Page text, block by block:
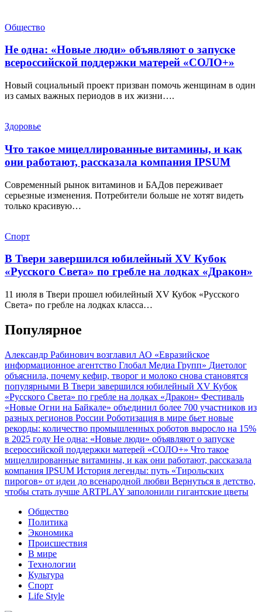
Общество
Не одна: «Новые люди» объявляют о запуске
всероссийской поддержки матерей «СОЛО+»
Новый социальный проект призван помочь женщинам в один
из самых важных периодов в их жизни….
Здоровье
Что такое мицеллированные витамины, и как
они работают, рассказала компания IPSUM
Современный рынок витаминов и БАДов переживает
серьезные изменения. Потребители больше не хотят видеть
только красивую…
Спорт
В Твери завершился юбилейный XV Кубок
«Русского Света» по гребле на лодках «Дракон»
11 июля в Твери прошел юбилейный XV Кубок «Русского
Света» по гребле на лодках класса…
Популярное
Александр Рабинович возглавил АО «Евразийское
информационное агентство Глобал Медиа Групп» Диетолог
объяснила, почему кефир, творог и молоко снова становятся
популярными В Твери завершился юбилейный XV Кубок
«Русского Света» по гребле на лодках «Дракон» Фестиваль
«Новые Огни на Байкале» объединил более 700 участников из
разных регионов России Роботизация в мире бьет новые
рекорды: количество промышленных роботов выросло на 15%
в 2025 году Не одна: «Новые люди» объявляют о запуске
всероссийской поддержки матерей «СОЛО+» Что такое
мицеллированные витамины, и как они работают, рассказала
компания IPSUM История легенды: путь «Тирольских
пирогов» от идеи до всенародной любви Вернуться в детство,
чтобы стать лучше ARTPLAY заполонили гигантские цветы
Общество
Политика
Экономика
Происшествия
В мире
Технологии
Культура
Спорт
Life Style